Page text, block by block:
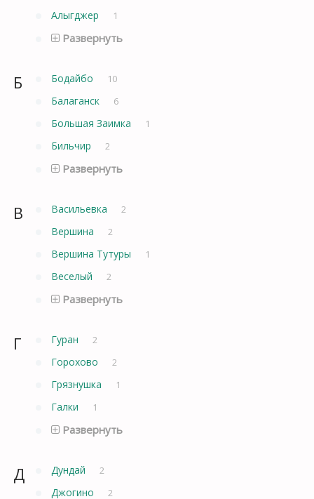
Алыгджер 1
Развернуть
Б Бодайбо 10
Балаганск 6
Большая Заимка 1
Бильчир 2
Развернуть
В Васильевка 2
Вершина 2
Вершина Тутуры 1
Веселый 2
Развернуть
Г Гуран 2
Горохово 2
Грязнушка 1
Галки 1
Развернуть
Д Дундай 2
Джогино 2